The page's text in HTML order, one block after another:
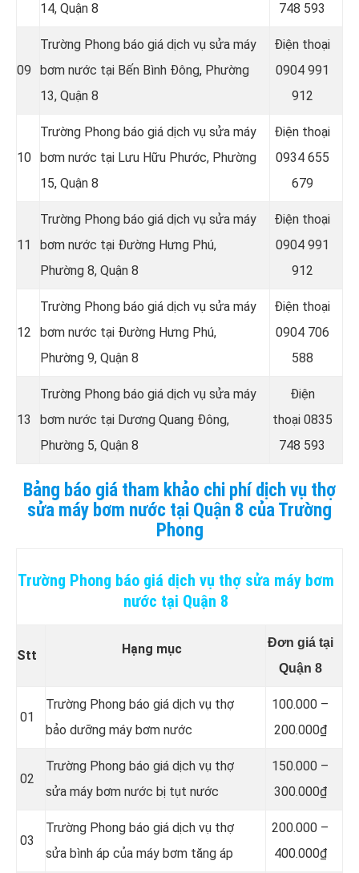
14, Quận 8
748 593
09
Trường Phong báo giá dịch vụ sửa máy
bơm nước tại Bến Bình Đông, Phường
13, Quận 8
Điện thoại
0904 991
912
10
Trường Phong báo giá dịch vụ sửa máy
bơm nước tại Lưu Hữu Phước, Phường
15, Quận 8
Điện thoại
0934 655
679
11
Trường Phong báo giá dịch vụ sửa máy
bơm nước tại Đường Hưng Phú,
Phường 8, Quận 8
Điện thoại
0904 991
912
12
Trường Phong báo giá dịch vụ sửa máy
bơm nước tại Đường Hưng Phú,
Phường 9, Quận 8
Điện thoại
0904 706
588
13
Trường Phong báo giá dịch vụ sửa máy
bơm nước tại Dương Quang Đông,
Phường 5, Quận 8
Điện
thoại0835
748 593
Bảng báo giá tham khảo chi phí dịch vụ thợ
sửa máy bơm nước tại Quận 8 của Trường
Phong
Trường Phong báo giá dịch vụ thợ sửa máy bơm
nước tại Quận 8
Stt Hạng mục
Đơn giá tại
Quận 8
01
Trường Phong báo giá dịch vụ thợ
bảo dưỡng máy bơm nước
100.000 –
200.000₫
02
Trường Phong báo giá dịch vụ thợ
sửa máy bơm nước bị tụt nước
150.000 –
300.000₫
03
Trường Phong báo giá dịch vụ thợ
sửa bình áp của máy bơm tăng áp
200.000 –
400.000₫